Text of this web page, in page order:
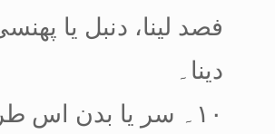
فصد لینا، دنبل یا
دینا۔
۱۰۔ سر یا بدن اس